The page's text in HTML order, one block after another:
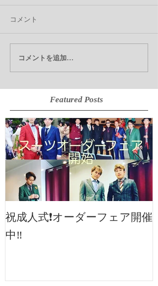
コメント
コメントを追加…
Featured Posts
祝成人式❗️オーダーフェア開催
中‼️